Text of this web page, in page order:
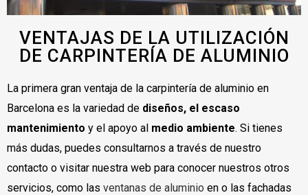
VENTAJAS DE LA UTILIZACIÓN
DE CARPINTERÍA DE ALUMINIO
La primera gran ventaja de la carpintería de aluminio en
Barcelona es la variedad de diseños, el escaso
mantenimiento y el apoyo al medio ambiente. Si tienes
más dudas, puedes consultarnos a través de nuestro
contacto o visitar nuestra web para conocer nuestros otros
servicios, como las ventanas de aluminio en o las fachadas